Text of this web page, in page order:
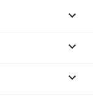


